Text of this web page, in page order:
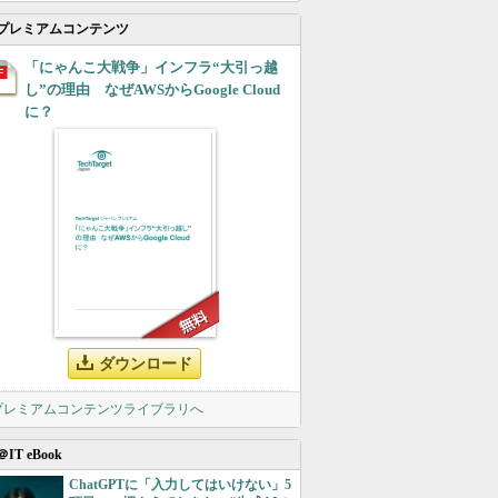
レミアムコンテンツ
「にゃんこ大戦争」インフラ“大引っ越
し”の理由 なぜAWSからGoogle Cloud
に？
ダウンロード
レミアムコンテンツライブラリへ
IT eBook
ChatGPTに「入力してはいけない」5